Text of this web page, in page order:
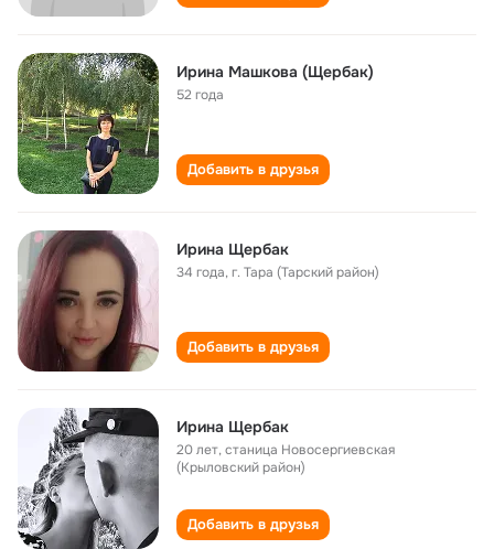
Ирина Машкова (Щербак)
52 года
Добавить в друзья
Ирина Щербак
34 года,г. Тара (Тарский район)
Добавить в друзья
Ирина Щербак
20 лет,станица Новосергиевская
(Крыловский район)
Добавить в друзья